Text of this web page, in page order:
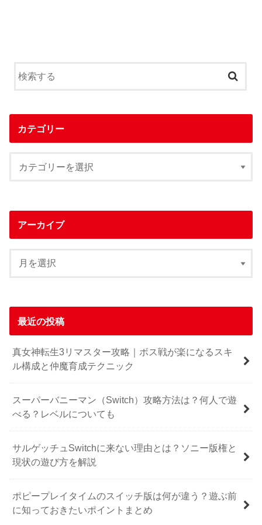
カテゴリー
アーカイブ
最近の投稿
真女神転生3リマスター攻略｜ボス戦が楽になるスキ
ル構成と仲魔育成テクニック
スーパーバニーマン（Switch）攻略方法は？何人で遊
べる？レベルについても
サルゲッチュSwitchに来ない理由とは？ソニー版権と
現状の遊び方を解説
ポピープレイタイムのスイッチ版は何が違う？遊ぶ前
に知っておきたいポイントまとめ